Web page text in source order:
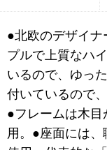
●北欧のデザイ
プルで上質なハ
いるので、ゆっ
付いているので
●フレームは木
用。●座面には